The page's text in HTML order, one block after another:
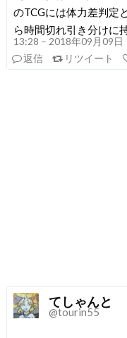
のTCGには体力差判定
ら時間切れ引き分けに
13:28 – 2018年09月09日
返信
リツイート
てしゃんと
@tourin55